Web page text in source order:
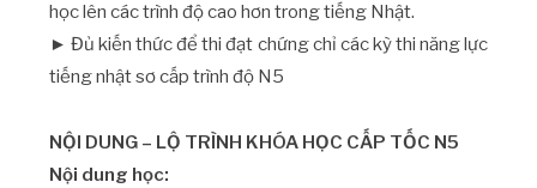
học lên các trình độ cao hơn trong tiếng Nhật.
► Đủ kiến thức để thi đạt chứng chỉ các kỳ thi năng lực
tiếng nhật sơ cấp trình độ N5
NỘI DUNG – LỘ TRÌNH KHÓA HỌC CẤP TỐC N5
Nội dung học: